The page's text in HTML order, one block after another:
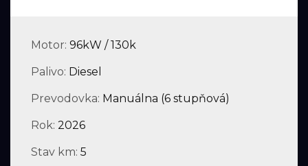
Motor: 96kW / 130k
Palivo: Diesel
Prevodovka: Manuálna (6 stupňová)
Rok: 2026
Stav km: 5